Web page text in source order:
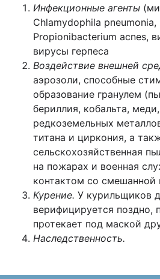
Инфекционные агенты
Chlamydophila
Propionibacterium acnes,
вирусы герпеса
Воздействие внешней
аэрозоли, способные
образование гранулем
бериллия, кобальта,
редкоземельных
титана и циркония, а
сельскохозяйственная
на пожарах и военная
контактом со
Курение. У курильщиков
верифицируется поздно,
протекает под маской
Наследственность.